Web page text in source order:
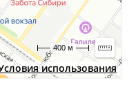
использования
400 м